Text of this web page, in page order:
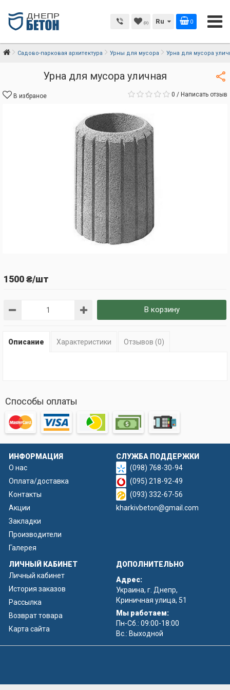
(0) Ru 0
Садово-парковая архитектура Урны для мусора Урна для мусора
Урна для мусора уличная
В избраное 0 / Написать отзыв
1500 ₴/шт
В корзину
Описание Характеристики Отзывов (0)
Способы оплаты
ИНФОРМАЦИЯ
О нас
Оплата/доставка
Контакты
Акции
Закладки
Производители
Галерея
СЛУЖБА ПОДДЕРЖКИ
(098) 768-30-94
(095) 218-92-49
(093) 332-67-56
kharkivbeton@gmail.com
ЛИЧНЫЙ КАБИНЕТ
Личный кабинет
История заказов
Рассылка
Возврат товара
Карта сайта
ДОПОЛНИТЕЛЬНО
Адрес:
Украина, г. Днепр,
Криничная улица, 51
Мы работаем:
Пн-Сб.: 09:00-18:00
Вс.: Выходной